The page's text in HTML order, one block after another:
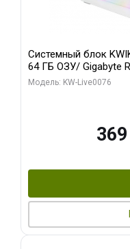
Системный блок
64 ГБ ОЗУ/ Gigabyte
16GB GDDR7 256bit /
Модель: KW-Live0076